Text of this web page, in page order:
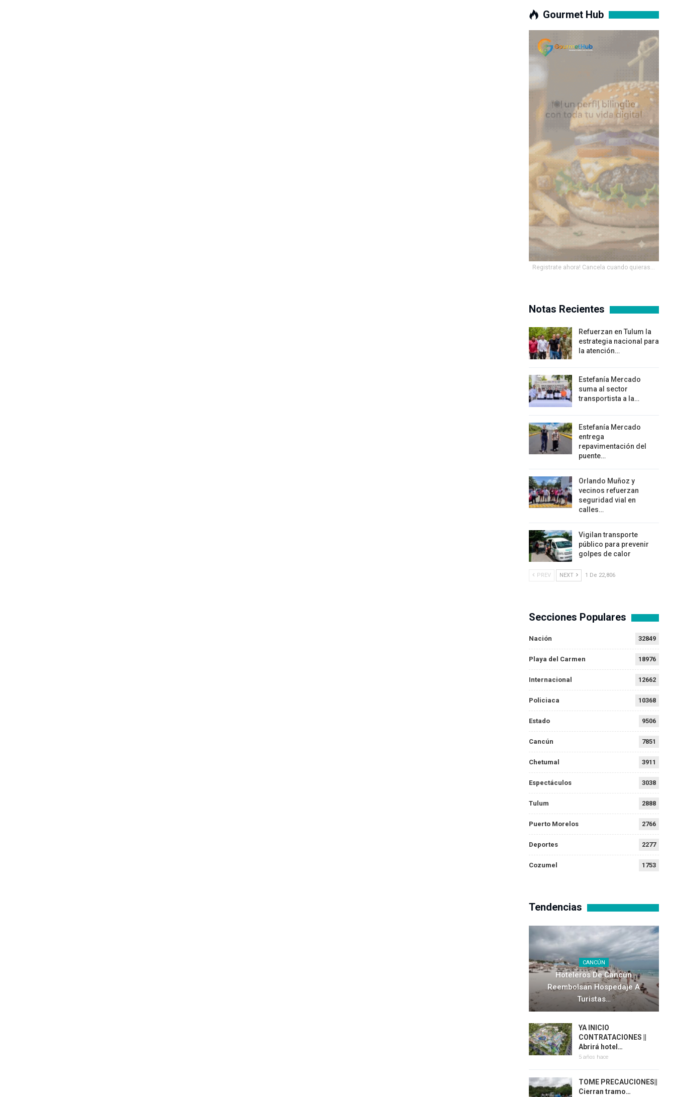
Gourmet Hub
Registrate ahora! Cancela cuando quieras...
Notas Recientes
Refuerzan en Tulum la
estrategia nacional para
la atención…
Estefanía Mercado
suma al sector
transportista a la…
Estefanía Mercado
entrega
repavimentación del
puente…
Orlando Muñoz y
vecinos refuerzan
seguridad vial en
calles…
Vigilan transporte
público para prevenir
golpes de calor
PREV NEXT 1 De 22,806
Secciones Populares
Nación 32849
Playa del Carmen 18976
Internacional 12662
Policiaca 10368
Estado 9506
Cancún 7851
Chetumal 3911
Espectáculos 3038
Tulum 2888
Puerto Morelos 2766
Deportes 2277
Cozumel 1753
Tendencias
CANCÚN
Hoteleros De Cancún
Reembolsan Hospedaje A
Turistas…
YA INICIO
CONTRATACIONES ||
Abrirá hotel…
5 años hace
TOME PRECAUCIONES||
Cierran tramo…